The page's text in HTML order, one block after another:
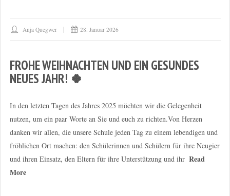
Anja Quegwer 28. Januar 2026
FROHE WEIHNACHTEN UND EIN GESUNDES
NEUES JAHR! 🍀
In den letzten Tagen des Jahres 2025 möchten wir die Gelegenheit
nutzen, um ein paar Worte an Sie und euch zu richten.Von Herzen
danken wir allen, die unsere Schule jeden Tag zu einem lebendigen und
fröhlichen Ort machen: den Schülerinnen und Schülern für ihre Neugier
und ihren Einsatz, den Eltern für ihre Unterstützung und ihr Read
More